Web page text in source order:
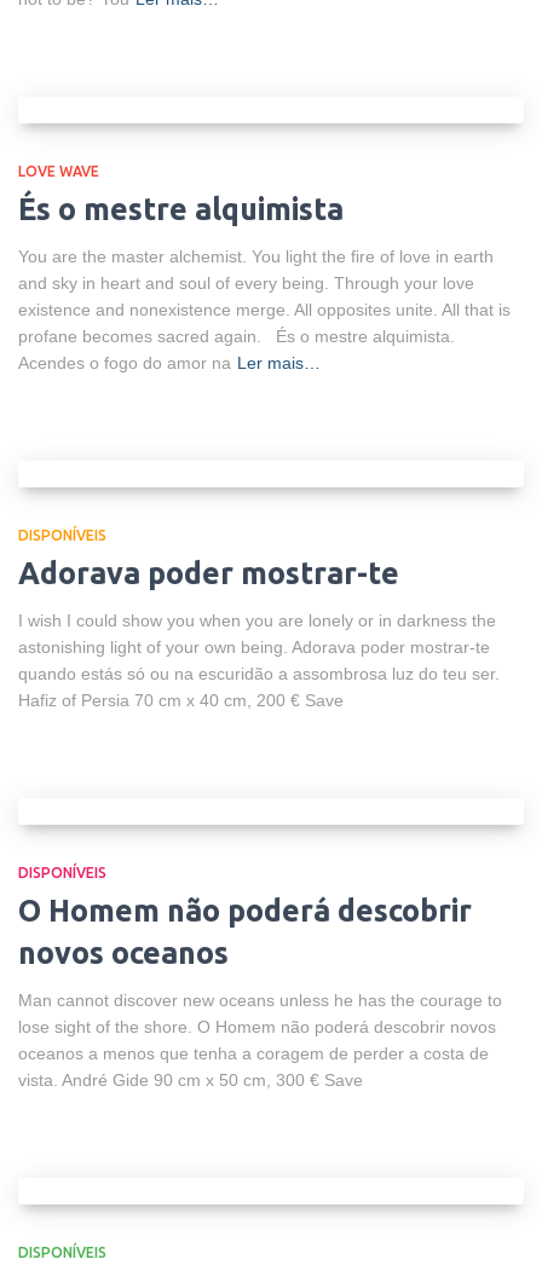
LOVE WAVE
És o mestre alquimista
You are the master alchemist. You light the fire of love in earth
and sky in heart and soul of every being. Through your love
existence and nonexistence merge. All opposites unite. All that is
profane becomes sacred again. És o mestre alquimista.
Acendes o fogo do amor na Ler mais…
DISPONÍVEIS
Adorava poder mostrar-te
I wish I could show you when you are lonely or in darkness the
astonishing light of your own being. Adorava poder mostrar-te
quando estás só ou na escuridão a assombrosa luz do teu ser.
Hafiz of Persia 70 cm x 40 cm, 200 € Save
DISPONÍVEIS
O Homem não poderá descobrir
novos oceanos
Man cannot discover new oceans unless he has the courage to
lose sight of the shore. O Homem não poderá descobrir novos
oceanos a menos que tenha a coragem de perder a costa de
vista. André Gide 90 cm x 50 cm, 300 € Save
DISPONÍVEIS